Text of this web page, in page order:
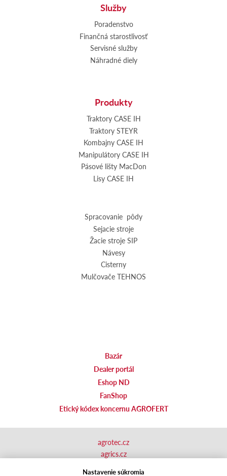
Služby
Poradenstvo
Finančná starostlivosť
Servisné služby
Náhradné diely
Produkty
Traktory CASE IH
Traktory STEYR
Kombajny CASE IH
Manipulátory CASE IH
Pásové lišty MacDon
Lisy CASE IH
Spracovanie pôdy
Sejacie stroje
Žacie stroje SIP
Návesy
Cisterny
Mulčovače TEHNOS
Bazár
Dealer portál
Eshop ND
FanShop
Etický kódex koncernu AGROFERT
agrotec.cz
agrics.cz
Nastavenie súkromia